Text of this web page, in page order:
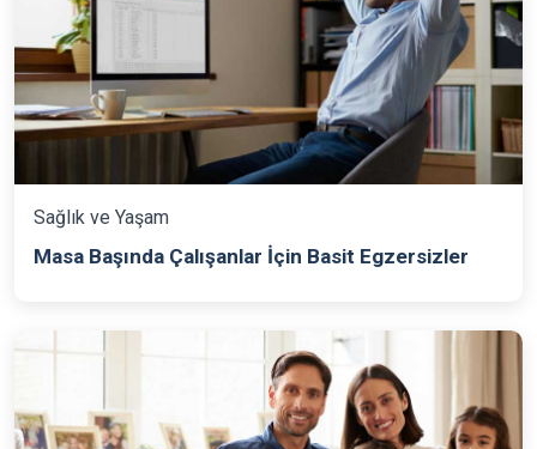
Sağlık ve Yaşam
Masa Başında Çalışanlar İçin Basit Egzersizler